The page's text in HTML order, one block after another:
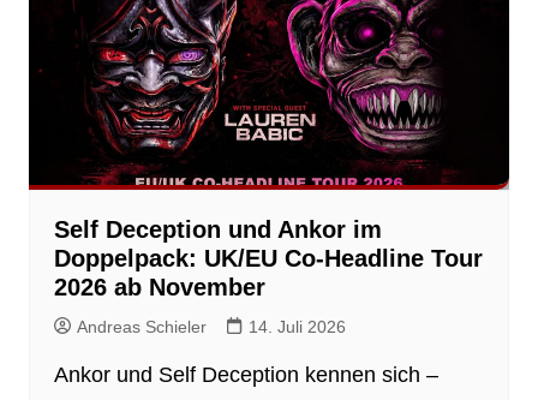
Self Deception und Ankor im
Doppelpack: UK/EU Co-Headline Tour
2026 ab November
Andreas Schieler 14. Juli 2026
Ankor und Self Deception kennen sich –